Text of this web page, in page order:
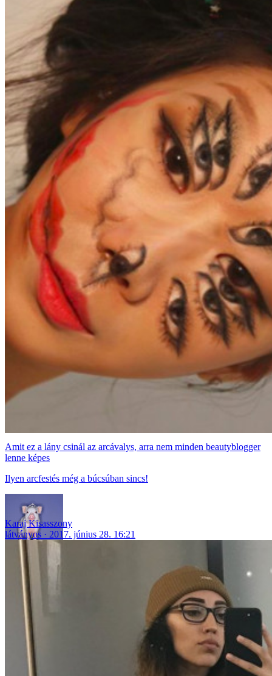
Amit ez a lány csinál az arcávalys, arra nem minden beautyblogger
lenne képes
Ilyen arcfestés még a búcsúban sincs!
Karaj Kisasszony
látványos
2017. június 28. 16:21